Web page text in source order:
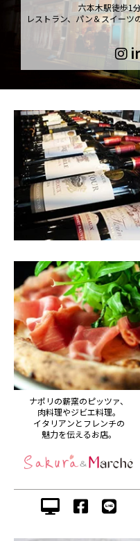
六本木駅徒歩1
レストラン、パン＆スイーツ
ナポリの薪窯のピッツァ、
肉料理やジビエ料理。
イタリアンとフレンチの
魅力を伝えるお店。